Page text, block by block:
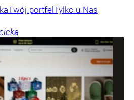
Twój portfelTylko u Nas